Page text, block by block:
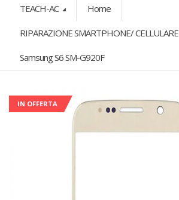
TEACH-AC Home
RIPARAZIONE SMARTPHONE/ CELLULARE
Samsung S6 SM-G920F
IN OFFERTA